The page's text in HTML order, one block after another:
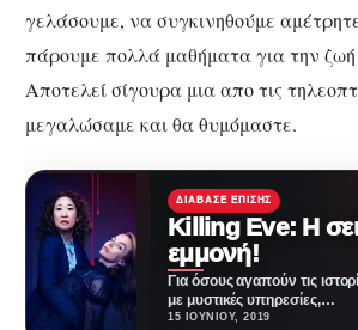
γελάσουμε, να συγκινηθούμε
πάρουμε πολλά μαθήματα για την ζωή
Αποτελεί σίγουρα μια απο τις
μεγαλώσαμε και θα θυμόμαστε.
ΔΙΆΒΑΣΕ ΕΠΊΣΗΣ
Killing Eve: Η
εμμονή!
Για όσους αγαπούν τις
με μυστικές υπηρεσίες,
πράκτορες και πληρωμένους
15 ΙΟΥΝΊΟΥ, 2019